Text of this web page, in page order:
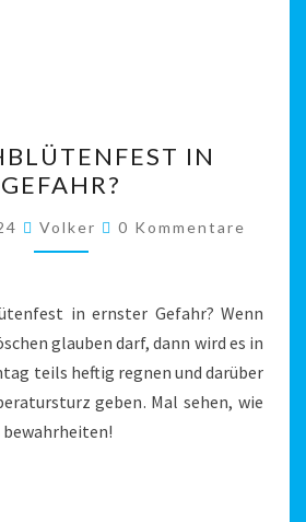
IN
GEFAHR?
IN
GEFAHR?
Volker Kommentare
0 Kommentare
in ernster Gefahr? Wenn
glauben darf, dann wird es in
teils heftig regnen und darüber
geben. Mal sehen, wie
bewahrheiten!